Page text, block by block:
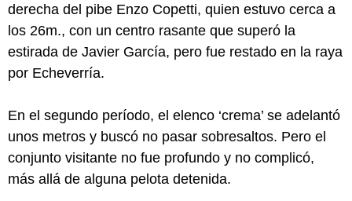
derecha del pibe Enzo Copetti, quien estuvo cerca a
los 26m., con un centro rasante que superó la
estirada de Javier García, pero fue restado en la raya
por Echeverría.
En el segundo período, el elenco ‘crema’ se adelantó
unos metros y buscó no pasar sobresaltos. Pero el
conjunto visitante no fue profundo y no complicó,
más allá de alguna pelota detenida.